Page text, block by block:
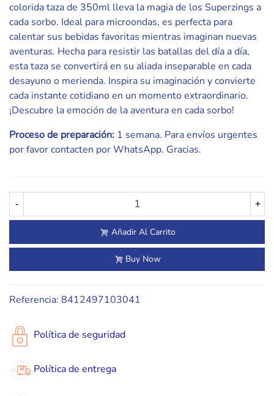
colorida taza de 350ml lleva la magia de los Superzings a
cada sorbo. Ideal para microondas, es perfecta para
calentar sus bebidas favoritas mientras imaginan nuevas
aventuras. Hecha para resistir las batallas del día a día,
esta taza se convertirá en su aliada inseparable en cada
desayuno o merienda. Inspira su imaginación y convierte
cada instante cotidiano en un momento extraordinario.
¡Descubre la emoción de la aventura en cada sorbo!
Proceso de preparación: 1 semana. Para envíos urgentes
por favor contacten por WhatsApp. Gracias.
- +
Añadir Al Carrito
Buy Now
Referencia: 8412497103041
Política de seguridad
Política de entrega